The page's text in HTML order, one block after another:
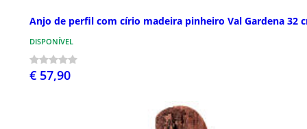
Anjo de perfil com círio madeira pinheiro Val Gardena 32
DISPONÍVEL
€ 57,90